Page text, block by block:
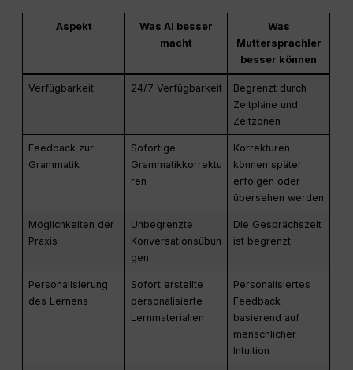
Aspekt
Was AI besser
macht
Was
Muttersprachler
besser können
Verfügbarkeit 24/7 Verfügbarkeit
Begrenzt durch
Zeitpläne und
Zeitzonen
Feedback zur
Grammatik
Sofortige
Grammatikkorrektu
ren
Korrekturen
können später
erfolgen oder
übersehen werden
Möglichkeiten der
Praxis
Unbegrenzte
Konversationsübun
gen
Die Gesprächszeit
ist begrenzt
Personalisierung
des Lernens
Sofort erstellte
personalisierte
Lernmaterialien
Personalisiertes
Feedback
basierend auf
menschlicher
Intuition